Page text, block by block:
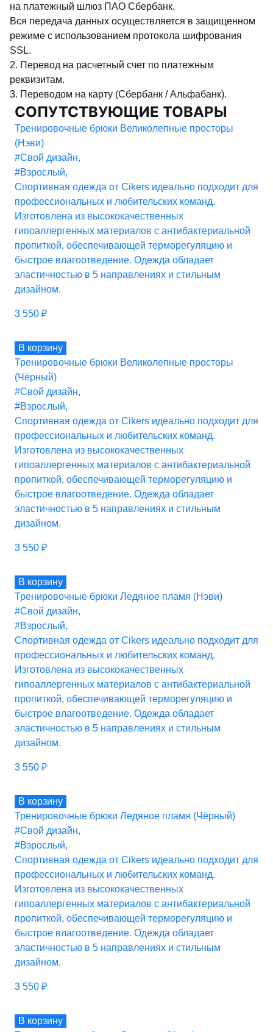
на платежный шлюз ПАО Сбербанк.
Вся передача данных осуществляется в защищенном
режиме с использованием протокола шифрования
SSL.
2. Перевод на расчетный счет по платежным
реквизитам.
3. Переводом на карту (Сбербанк / Альфабанк).
СОПУТСТВУЮЩИЕ ТОВАРЫ
Тренировочные брюки Великолепные просторы
(Нэви)
#Свой дизайн,
#Взрослый,
Спортивная одежда от Cikers идеально подходит для
профессиональных и любительских команд.
Изготовлена из высококачественных
гипоаллергенных материалов с антибактериальной
пропиткой, обеспечивающей терморегуляцию и
быстрое влагоотведение. Одежда обладает
эластичностью в 5 направлениях и стильным
дизайном.
3 550 ₽
В корзину
Тренировочные брюки Великолепные просторы
(Чёрный)
#Свой дизайн,
#Взрослый,
Спортивная одежда от Cikers идеально подходит для
профессиональных и любительских команд.
Изготовлена из высококачественных
гипоаллергенных материалов с антибактериальной
пропиткой, обеспечивающей терморегуляцию и
быстрое влагоотведение. Одежда обладает
эластичностью в 5 направлениях и стильным
дизайном.
3 550 ₽
В корзину
Тренировочные брюки Ледяное пламя (Нэви)
#Свой дизайн,
#Взрослый,
Спортивная одежда от Cikers идеально подходит для
профессиональных и любительских команд.
Изготовлена из высококачественных
гипоаллергенных материалов с антибактериальной
пропиткой, обеспечивающей терморегуляцию и
быстрое влагоотведение. Одежда обладает
эластичностью в 5 направлениях и стильным
дизайном.
3 550 ₽
В корзину
Тренировочные брюки Ледяное пламя (Чёрный)
#Свой дизайн,
#Взрослый,
Спортивная одежда от Cikers идеально подходит для
профессиональных и любительских команд.
Изготовлена из высококачественных
гипоаллергенных материалов с антибактериальной
пропиткой, обеспечивающей терморегуляцию и
быстрое влагоотведение. Одежда обладает
эластичностью в 5 направлениях и стильным
дизайном.
3 550 ₽
В корзину